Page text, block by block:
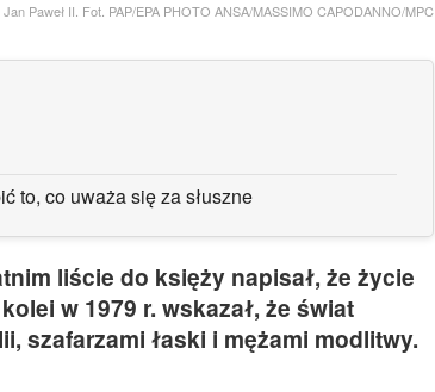
Jan Paweł II. Fot. PAP/EPA PHOTO ANSA/MASSIMO CAPODANNO/MPC
to, co uważa się za słuszne
liście do księży napisał, że życie
w 1979 r. wskazał, że świat
szafarzami łaski i mężami modlitwy.